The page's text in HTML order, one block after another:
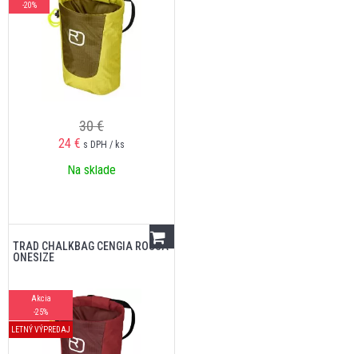
-20%
30 €
24 € s DPH / ks
Na sklade
TRAD CHALKBAG CENGIA ROSSA
ONESIZE
Akcia
-25%
LETNÝ VÝPREDAJ